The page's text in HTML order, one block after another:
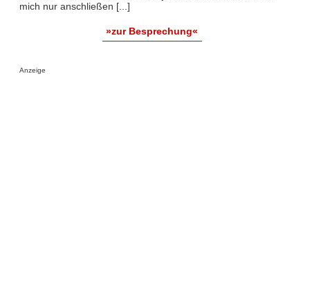
mich nur anschließen [...]
»zur Besprechung«
Anzeige